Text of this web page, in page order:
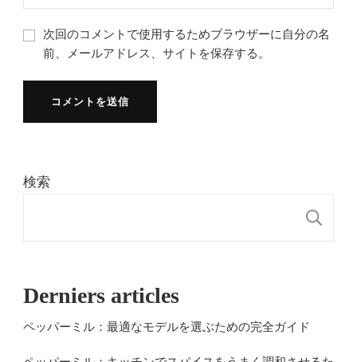
次回のコメントで使用するためブラウザーに自分の名
前、メールアドレス、サイトを保存する。
検索
Derniers articles
ペッパーミル：最適なモデルを選ぶための完全ガイド